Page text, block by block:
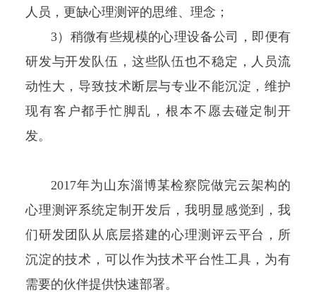
人员，更缺心理测评的思维、理念；
3）稍微有些规模的心理设备公司，即便有
研发与开发队伍，这些队伍也不稳定，人员流
动性大，导致技术断层与专业不能沉淀，维护
现有客户都手忙脚乱，根本不愿去碰定制开
发。
2017年为山东淄博某检察院做完云架构的
心理测评系统定制开发后，我明显感觉到，我
们研发团队从底层搭建的心理测评云平台，所
沉淀的技术，可以作为技术平台性工具，为有
需要的伙伴提供快速部署。